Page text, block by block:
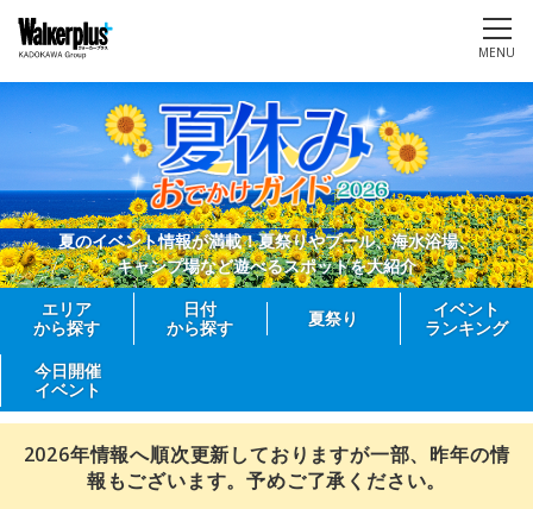
MENU
夏のイベント情報が満載！夏祭りやプール、海水浴場、
キャンプ場など遊べるスポットを大紹介
エリア
から探す
日付
から探す
夏祭り
イベント
ランキング
今日開催
イベント
2026年情報へ順次更新しておりますが一部、昨年の情
報もございます。予めご了承ください。